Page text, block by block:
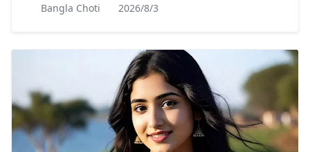
Bangla Choti 2026/8/3